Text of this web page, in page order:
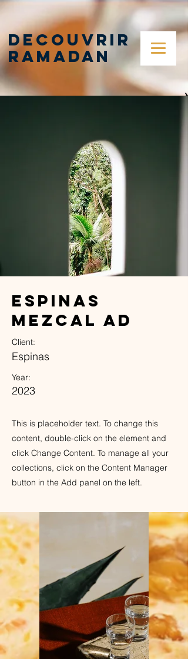
DECOUVRIR
RAMADAN
Espinas
Mezcal Ad
Client:
Espinas
Year:
2023
This is placeholder text. To change this
content, double-click on the element and
click Change Content. To manage all your
collections, click on the Content Manager
button in the Add panel on the left.